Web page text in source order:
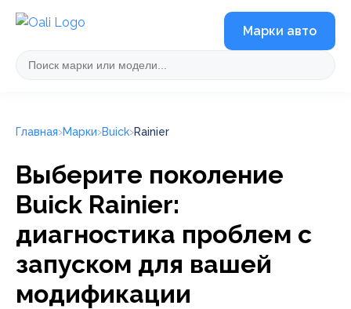
Марки авто
Главная Марки Buick Rainier
Выберите поколение
Buick Rainier:
диагностика проблем с
запуском для вашей
модификации